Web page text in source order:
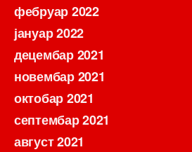
фебруар 2022
јануар 2022
децембар 2021
новембар 2021
октобар 2021
септембар 2021
август 2021